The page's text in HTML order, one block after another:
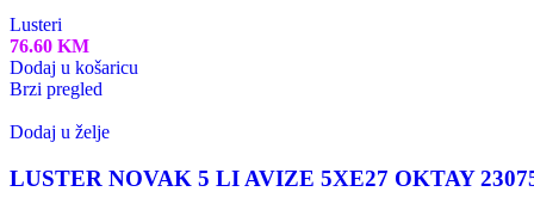
Lusteri
76.60 KM
Dodaj u košaricu
Brzi pregled
Dodaj u želje
LUSTER NOVAK 5 LI AVIZE 5XE27 OKTAY